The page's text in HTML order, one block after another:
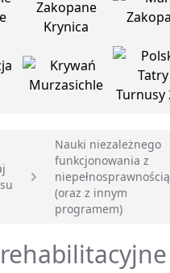
Nauki niezależnego
funkcjonowania z
niepełnosprawnością
(oraz z innym
programem)